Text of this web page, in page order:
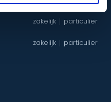
zakelijk | particulier
zakelijk | particulier